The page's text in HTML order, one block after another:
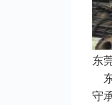
东
守